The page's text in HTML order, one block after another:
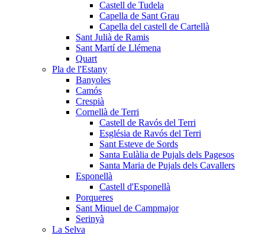
Castell de Tudela
Capella de Sant Grau
Capella del castell de Cartellà
Sant Julià de Ramis
Sant Martí de Llémena
Quart
Pla de l'Estany
Banyoles
Camós
Crespià
Cornellà de Terri
Castell de Ravós del Terri
Església de Ravós del Terri
Sant Esteve de Sords
Santa Eulàlia de Pujals dels Pagesos
Santa Maria de Pujals dels Cavallers
Esponellà
Castell d'Esponellà
Porqueres
Sant Miquel de Campmajor
Serinyà
La Selva